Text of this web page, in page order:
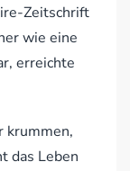
Zeitschrift
wie eine
erreichte
krummen,
das Leben